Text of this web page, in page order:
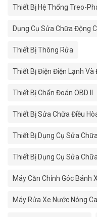
Thiết Bị Hệ Thống Treo-
Dụng Cụ Sửa Chữa Động
Thiết Bị Thông Rửa
Thiết Bị Điện Điện Lạnh Và
Thiết Bị Chẩn Đoán OBD II
Thiết Bị Sửa Chữa Điều
Thiết Bị Dụng Cụ Sửa
Thiết Bị Dụng Cụ Sửa
Máy Căn Chỉnh Góc Bánh
Máy Rửa Xe Nước Nóng